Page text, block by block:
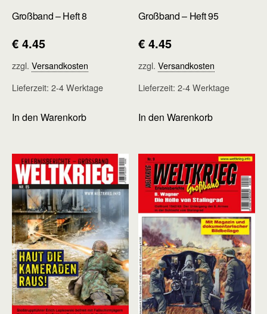
Großband – Heft 8
€ 4.45
zzgl. Versandkosten
Lieferzeit: 2-4 Werktage
In den Warenkorb
Großband – Heft 95
€ 4.45
zzgl.Versandkosten
Lieferzeit:2-4 Werktage
In den Warenkorb